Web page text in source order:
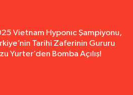
Vietnam Hyponıc Şampiyonu,
Tarihi Zaferinin Gururu
Yurter’den Bomba Açılış!